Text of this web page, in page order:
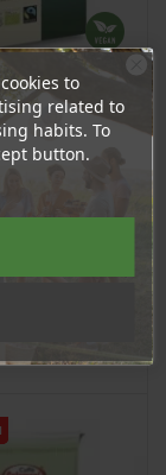
kahvipavut,
€
for :
to
related to
habits. To
button.